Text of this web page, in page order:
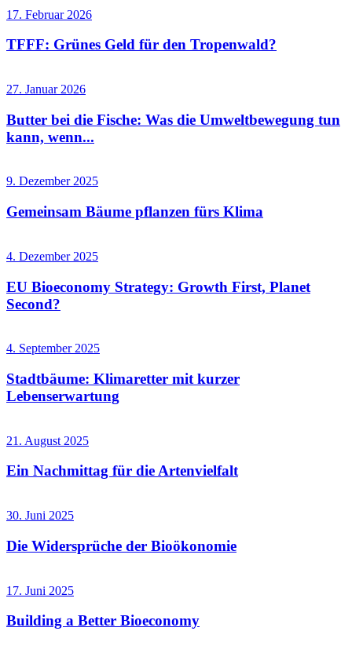
17. Februar 2026
TFFF: Grünes Geld für den Tropenwald?
27. Januar 2026
Butter bei die Fische: Was die Umweltbewegung tun
kann, wenn...
9. Dezember 2025
Gemeinsam Bäume pflanzen fürs Klima
4. Dezember 2025
EU Bioeconomy Strategy: Growth First, Planet
Second?
4. September 2025
Stadtbäume: Klimaretter mit kurzer
Lebenserwartung
21. August 2025
Ein Nachmittag für die Artenvielfalt
30. Juni 2025
Die Widersprüche der Bioökonomie
17. Juni 2025
Building a Better Bioeconomy